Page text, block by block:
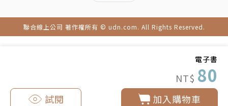
電子書
NT$ 80
加入購物車
試閱
聯合線上公司 著作權所有 © udn.com. All Rights Reserved.